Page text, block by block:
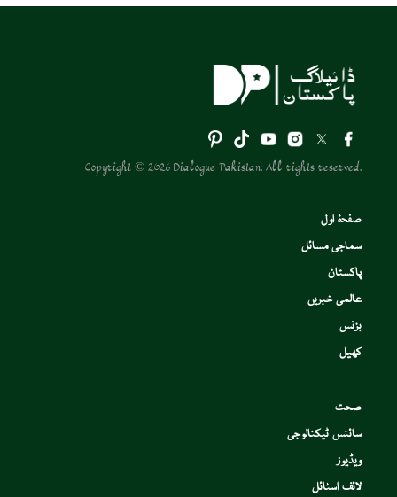
Copyright © 2026 Dialogue Pakistan. All rights reserved.
صفحۂ اول
سماجی مسائل
پاکستان
عالمی خبریں
بزنس
کھیل
صحت
سائنس ٹیکنالوجی
ویڈیوز
لائف اسٹائل